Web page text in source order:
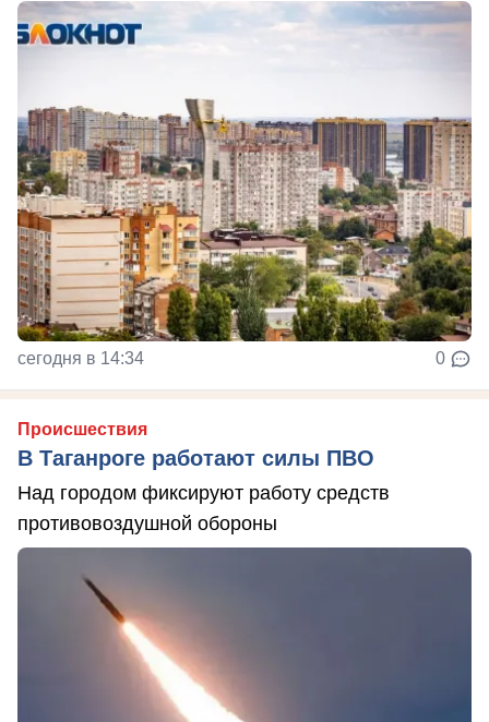
сегодня в 14:34 0
Происшествия
В Таганроге работают силы ПВО
Над городом фиксируют работу средств
противовоздушной обороны